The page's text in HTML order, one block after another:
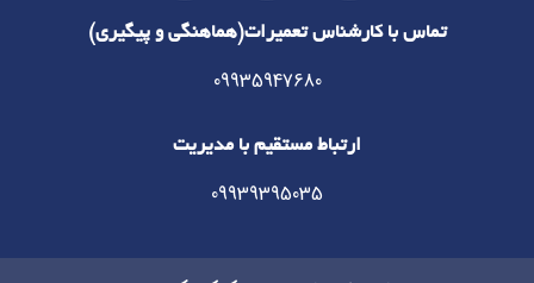
تماس با کارشناس تعمیرات(هماهنگی و پیگیری)
ارتباط مستقیم با مدیریت